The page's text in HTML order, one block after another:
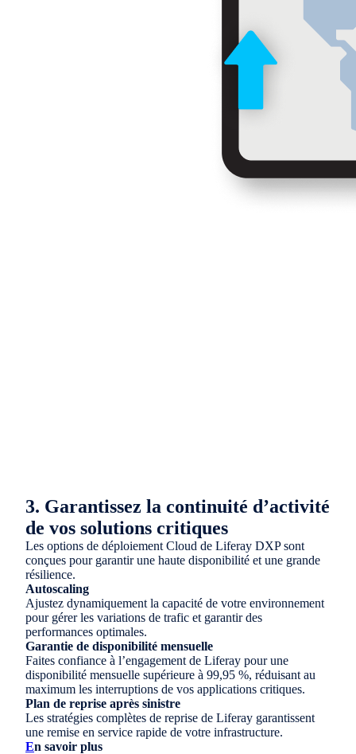
3. Garantissez la continuité d’activité
de vos solutions critiques
Les options de déploiement Cloud de Liferay DXP sont
conçues pour garantir une haute disponibilité et une grande
résilience.
Autoscaling
Ajustez dynamiquement la capacité de votre environnement
pour gérer les variations de trafic et garantir des
performances optimales.
Garantie de disponibilité mensuelle
Faites confiance à l’engagement de Liferay pour une
disponibilité mensuelle supérieure à 99,95 %, réduisant au
maximum les interruptions de vos applications critiques.
Plan de reprise après sinistre
Les stratégies complètes de reprise de Liferay garantissent
une remise en service rapide de votre infrastructure.
En savoir plus